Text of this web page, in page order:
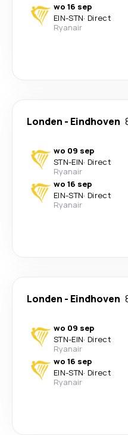
wo 16 sep
EIN-STN· Direct
Ryanair
Londen - Eindhoven
wo 09 sep
STN-EIN· Direct
Ryanair
wo 16 sep
EIN-STN· Direct
Ryanair
Londen - Eindhoven
wo 09 sep
STN-EIN· Direct
Ryanair
wo 16 sep
EIN-STN· Direct
Ryanair